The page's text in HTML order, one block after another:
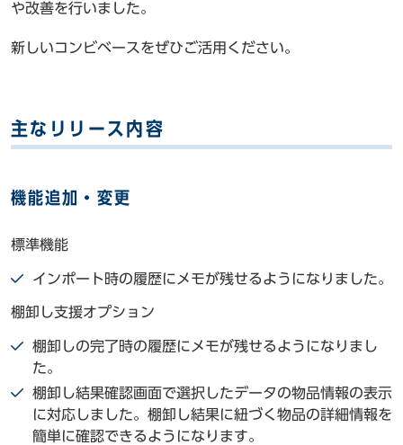
や改善を行いました。
新しいコンビベースをぜひご活用ください。
主なリリース内容
機能追加・変更
標準機能
インポート時の履歴にメモが残せるようになりました。
棚卸し支援オプション
棚卸しの完了時の履歴にメモが残せるようになりまし
た。
棚卸し結果確認画面で選択したデータの物品情報の表示
に対応しました。棚卸し結果に紐づく物品の詳細情報を
簡単に確認できるようになります。